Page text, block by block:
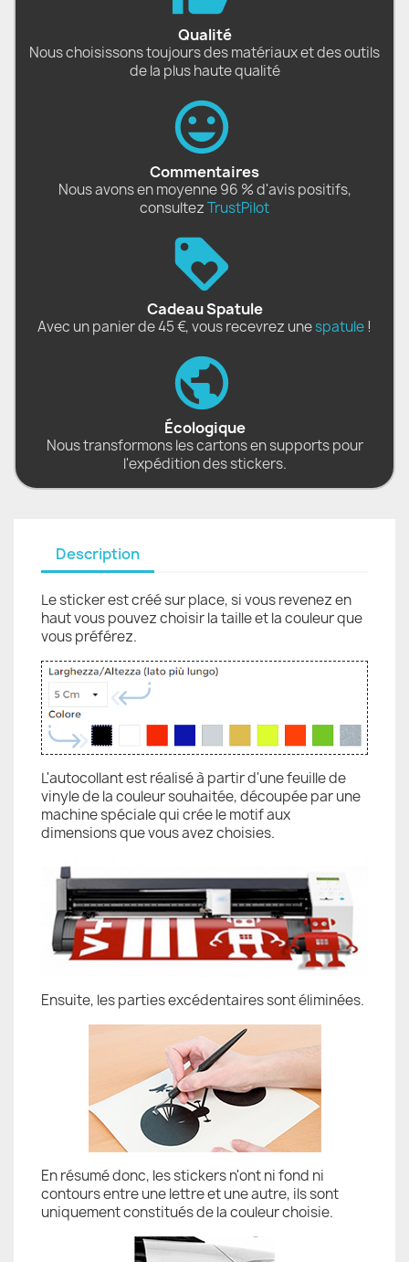
Qualité
Nous choisissons toujours des matériaux et des outils
de la plus haute qualité
Commentaires
Nous avons en moyenne 96 % d'avis positifs,
consultezTrustPilot
Cadeau Spatule
Avec un panier de 45 €, vous recevrez unespatule !
Écologique
Nous transformons les cartons en supports pour
l'expédition des stickers.
Description
Le sticker est créé sur place, si vous revenez en
haut vous pouvez choisir la taille et la couleur que
vous préférez.
L'autocollant est réalisé à partir d'une feuille de
vinyle de la couleur souhaitée, découpée par une
machine spéciale qui crée le motif aux
dimensions que vous avez choisies.
Ensuite, les parties excédentaires sont éliminées.
En résumé donc, les stickers n'ont ni fond ni
contours entre une lettre et une autre, ils sont
uniquement constitués de la couleur choisie.